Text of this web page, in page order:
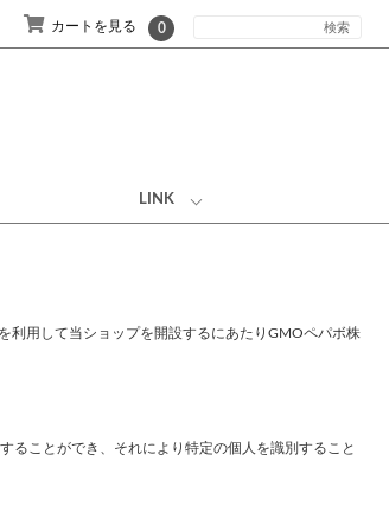
カートを見る 0
LINK
利用して当ショップを開設するにあたりGMOペパボ株
ることができ、それにより特定の個人を識別すること